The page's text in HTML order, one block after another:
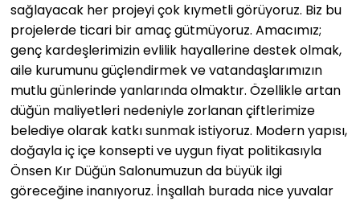
sağlayacak her projeyi çok kıymetli görüyoruz. Biz bu
projelerde ticari bir amaç gütmüyoruz. Amacımız;
genç kardeşlerimizin evlilik hayallerine destek olmak,
aile kurumunu güçlendirmek ve vatandaşlarımızın
mutlu günlerinde yanlarında olmaktır. Özellikle artan
düğün maliyetleri nedeniyle zorlanan çiftlerimize
belediye olarak katkı sunmak istiyoruz. Modern yapısı,
doğayla iç içe konsepti ve uygun fiyat politikasıyla
Önsen Kır Düğün Salonumuzun da büyük ilgi
göreceğine inanıyoruz. İnşallah burada nice yuvalar